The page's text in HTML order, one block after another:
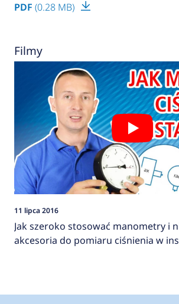
PDF (0.28 MB)
Filmy
11 lipca 2016
Jak szeroko stosować manometry i
akcesoria do pomiaru ciśnienia w